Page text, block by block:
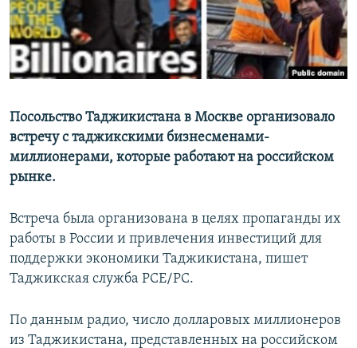
Посольство Таджикистана в Москве организовало
встречу с таджикскими бизнесменами-
миллионерами, которые работают на российском
рынке.
Встреча была организована в целях пропаганды их
работы в России и привлечения инвестиций для
поддержки экономики Таджикистана, пишет
Таджикская служба РСЕ/РС.
По данным радио, число долларовых миллионеров
из Таджикистана, представленных на российском